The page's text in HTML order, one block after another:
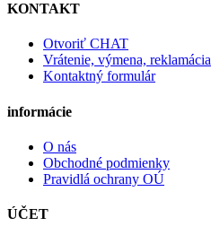
KONTAKT
Otvoriť CHAT
Vrátenie, výmena, reklamácia
Kontaktný formulár
informácie
O nás
Obchodné podmienky
Pravidlá ochrany OÚ
ÚČET